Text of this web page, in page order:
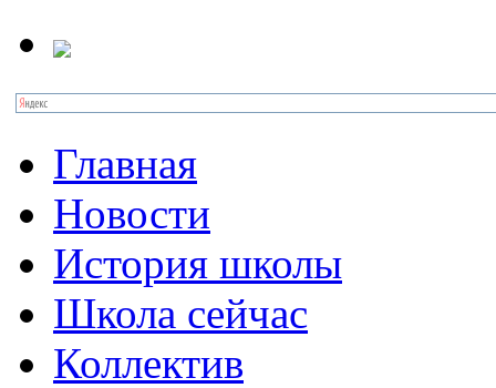
Главная
Новости
История школы
Школа сейчас
Коллектив